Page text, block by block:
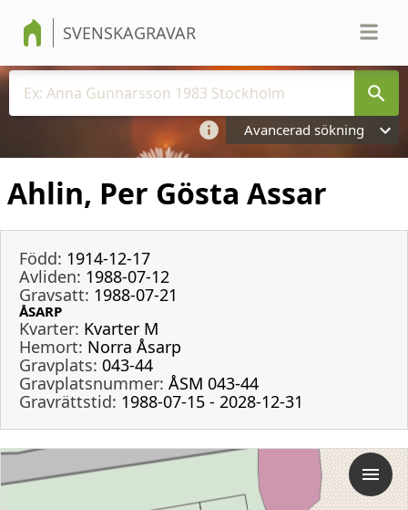
SVENSKAGRAVAR
Avancerad sökning
Ahlin, Per Gösta Assar
Född: 1914-12-17
Avliden: 1988-07-12
Gravsatt: 1988-07-21
ÅSARP
Kvarter: Kvarter M
Hemort: Norra Åsarp
Gravplats: 043-44
Gravplatsnummer: ÅSM 043-44
Gravrättstid: 1988-07-15 - 2028-12-31